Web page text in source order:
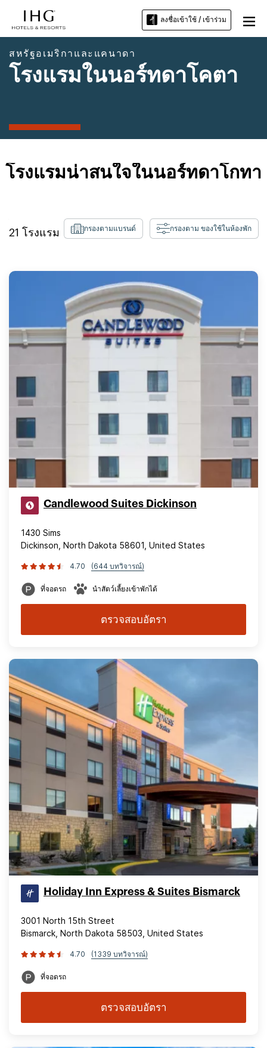
ลงชื่อเข้าใช้ / เข้าร่วม
สหรัฐอเมริกาและแคนาดา
โรงแรมในนอร์ทดาโคตา
โรงแรมน่าสนใจในนอร์ทดาโกทา
21 โรงแรม กรองตามแบรนด์ กรองตาม ของใช้ในห้องพัก
Candlewood Suites Dickinson
1430 Sims
Dickinson, North Dakota 58601, United States
4.70 (644 บทวิจารณ์)
ที่จอดรถ นำสัตว์เลี้ยงเข้าพักได้
ตรวจสอบอัตรา
Holiday Inn Express & Suites Bismarck
3001 North 15th Street
Bismarck, North Dakota 58503, United States
4.70 (1339 บทวิจารณ์)
ที่จอดรถ
ตรวจสอบอัตรา